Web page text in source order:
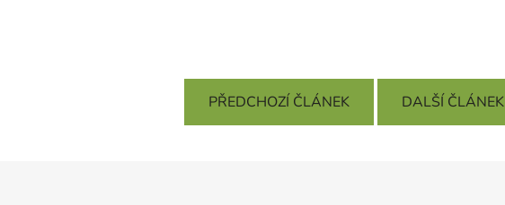
PŘEDCHOZÍ ČLÁNEK DALŠÍ ČLÁNEK